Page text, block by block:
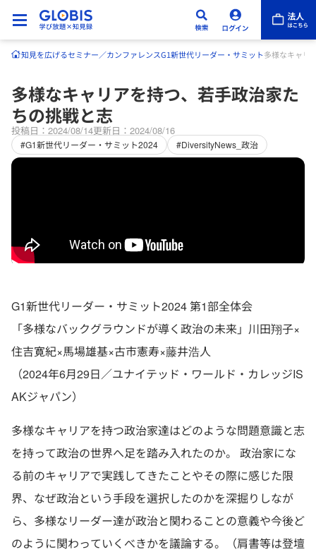
知見を広げるセミナー／カンファレンスG1新世代リーダー・サミット多様なキャリ
多様なキャリアを持つ、若手政治家た
ちの挑戦と志
投稿日：2024/08/14更新日：2024/08/16
#G1新世代リーダー・サミット2024 #DiversityNews_政治
G1新世代リーダー・サミット2024 第1部全体会
「多様なバックグラウンドが導く政治の未来」川田翔子×
住吉寛紀×馬場雄基×古市憲寿×藤井浩人
（2024年6月29日／ユナイテッド・ワールド・カレッジIS
AKジャパン）
多様なキャリアを持つ政治家達はどのような問題意識と志
を持って政治の世界へ足を踏み入れたのか。 政治家にな
る前のキャリアで実践してきたことやその際に感じた限
界、なぜ政治という手段を選択したのかを深掘りしなが
ら、多様なリーダー達が政治と関わることの意義や今後ど
のように関わっていくべきかを議論する。（肩書等は登壇